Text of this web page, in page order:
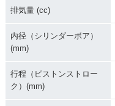
排気量 (cc)
内径（シリンダーボア）
(mm)
行程（ピストンストロー
ク）(mm)